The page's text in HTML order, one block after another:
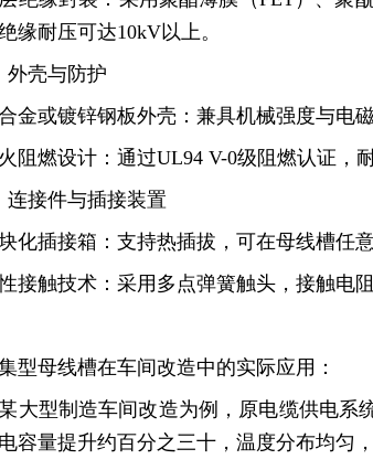
缘耐压可达10kV以上。
外壳与防护
金或镀锌钢板外壳：兼具机械强度与电
阻燃设计：通过UL94 V-0级阻燃认证，
连接件与插接装置
化插接箱：支持热插拔，可在母线槽任
接触技术：采用多点弹簧触头，接触电
型母线槽在车间改造中的实际应用：
大型制造车间改造为例，原电缆供电系
容量提升约百分之三十，温度分布均匀